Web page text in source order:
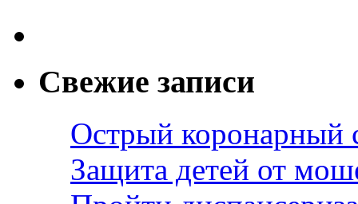
Свежие записи
Острый коронарный
Защита детей от